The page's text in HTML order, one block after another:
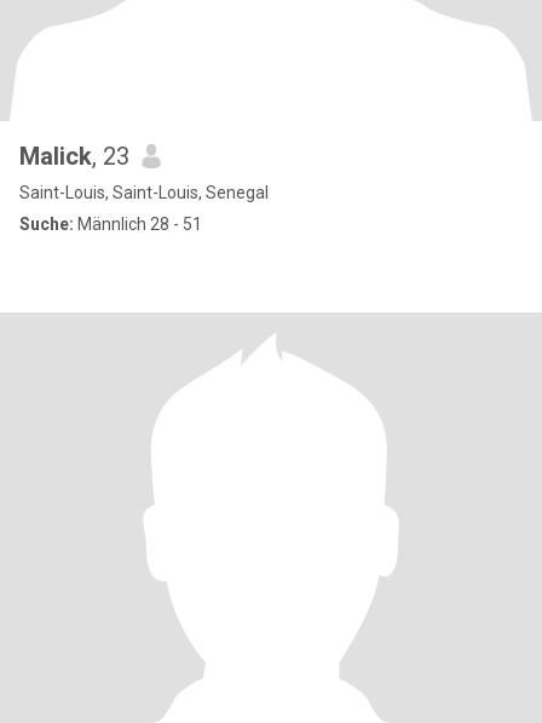
Malick, 23
Saint-Louis, Saint-Louis, Senegal
Suche: Männlich 28 - 51